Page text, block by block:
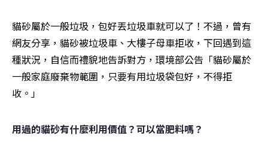
貓砂屬於一般垃圾，包好丟垃圾車就可以了！不過，曾有
網友分享，貓砂被垃圾車、大樓子母車拒收，下回遇到這
種狀況，自信而禮貌地告訴對方，環境部公告「貓砂屬於
一般家庭廢棄物範圍，只要有用垃圾袋包好，不得拒
收。」
用過的貓砂有什麼利用價值？可以當肥料嗎？